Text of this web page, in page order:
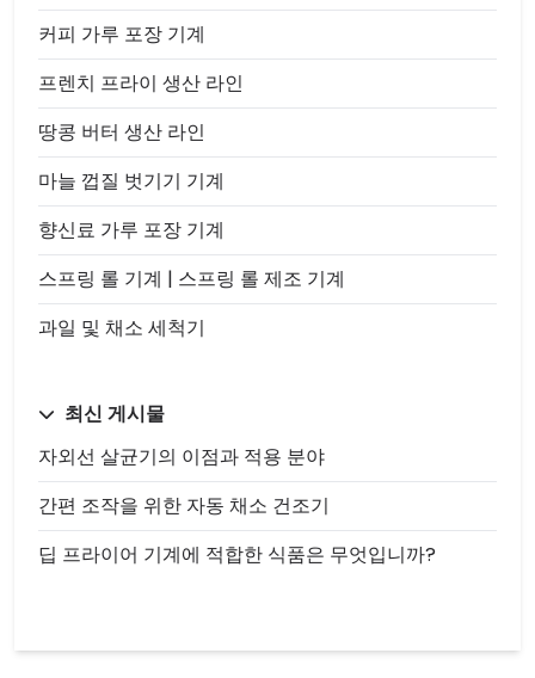
커피 가루 포장 기계
프렌치 프라이 생산 라인
땅콩 버터 생산 라인
마늘 껍질 벗기기 기계
향신료 가루 포장 기계
스프링 롤 기계 | 스프링 롤 제조 기계
과일 및 채소 세척기
최신 게시물
자외선 살균기의 이점과 적용 분야
간편 조작을 위한 자동 채소 건조기
딥 프라이어 기계에 적합한 식품은 무엇입니까?